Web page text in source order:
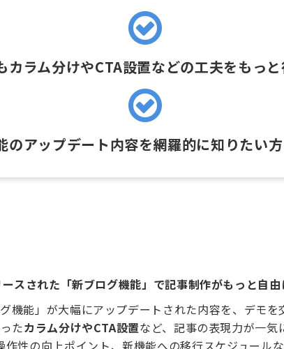
カラム分けやCTA設置などの工夫をもっ
のアップデート内容を網羅的に知りたい方
スされた「新ブログ機能」で記事制作がもっと自
能」が大幅にアップデートされた内容を、デモを
たカラム分けやCTA設置など、記事の表現力が一気
性の向上ポイント、新機能への移行スケジュールな